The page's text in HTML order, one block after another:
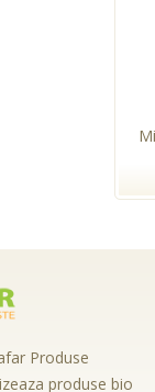
Produse
produse bio